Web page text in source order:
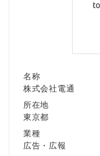
名称
株式会社電通
所在地
東京都
業種
広告・広報